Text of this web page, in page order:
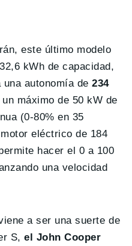
este último modelo
kWh de capacidad,
una autonomía de234
máximo de 50 kW de
(0-80% en 35
eléctrico de 184
hacer el 0 a 100
una velocidad
a ser una suerte de
S,el John Cooper